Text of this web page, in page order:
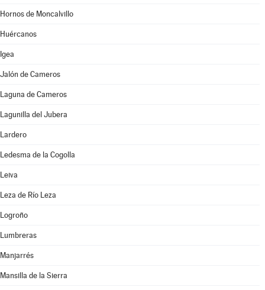
Hornos de Moncalvillo
Huércanos
Igea
Jalón de Cameros
Laguna de Cameros
Lagunilla del Jubera
Lardero
Ledesma de la Cogolla
Leiva
Leza de Río Leza
Logroño
Lumbreras
Manjarrés
Mansilla de la Sierra